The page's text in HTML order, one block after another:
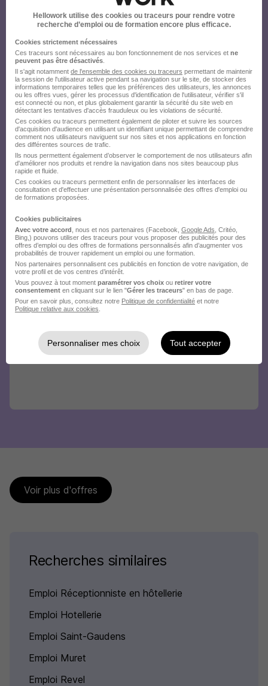
Voir plus d'offres
Recherches similaires
Emploi Réceptionniste en hôtellerie
Emploi Hotellerie
Emploi Saint-Gaudens
Emploi Muret
Emploi Revel
Hellowork utilise des cookies ou traceurs pour rendre votre
recherche d’emploi ou de formation encore plus efficace.
Cookies strictement nécessaires
Ces traceurs sont nécessaires au bon fonctionnement de nos services et ne
peuvent pas être désactivés
Il s'agit notamment de l'ensemble des cookies ou traceurs permettant de maintenir
la session de l'utilisateur active pendant sa navigation sur le site, de stocker des
informations temporaires telles que les préférences des utilisateurs, les annonces
ou les offres vues, gérer les processus d'identification de l'utilisateur, vérifier s'il
est connecté ou non, et plus globalement garantir la sécurité du site web en
détectant les tentatives d'accès frauduleux ou les violations de sécurité.
Ces cookies ou traceurs permettent également de piloter et suivre les sources
d'acquisition d'audience en utilisant un identifiant unique permettant de comprendre
comment nos utilisateurs naviguent sur nos sites et nos applications en fonction
des différentes sources de trafic.
Ils nous permettent également d’observer le comportement de nos utilisateurs afin
d'améliorer nos produits et rendre la navigation dans nos sites beaucoup plus
rapide et fluide.
Ces cookies ou traceurs permettent enfin de personnaliser les interfaces de
consultation et d'effectuer une présentation personnalisée des offres d'emploi ou
de formations proposées.
Cookies publicitaires
Avec votre accord , nous et nos partenaires (Facebook, Google Ads , Critéo,
Bing,) pouvons utiliser des traceurs pour vous proposer des publicités pour des
offres d’emploi ou des offres de formations personnalisés afin d’augmenter vos
probabilités de trouver rapidement un emploi ou une formation.
Nos partenaires personnalisent ces publicités en fonction de votre navigation, de
votre profil et de vos centres d’intérêt.
Vous pouvez à tout moment paramétrer vos choix ou retirer votre
consentement en cliquant sur le lien "Gérer les traceurs" en bas de page.
Pour en savoir plus, consultez notre Politique de confidentialité et notre
Politique relative aux cookies
Personnaliser mes choix Tout accepter